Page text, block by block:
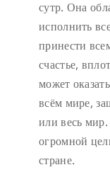
сутр. Она
исполнить
принести
счастье,
может
всём мире,
или весь
огромной
стране.